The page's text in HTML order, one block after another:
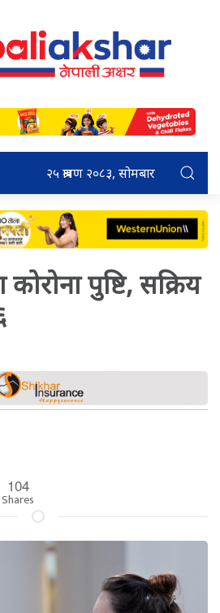
२५ श्रावण २०८३, सोमबार
पुष्टि, सक्रिय
104
Shares